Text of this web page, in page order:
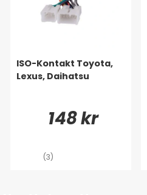
ISO-Kontakt Toyota,
Lexus, Daihatsu
148 kr
(3)